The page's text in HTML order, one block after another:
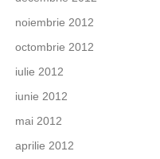
noiembrie 2012
octombrie 2012
iulie 2012
iunie 2012
mai 2012
aprilie 2012